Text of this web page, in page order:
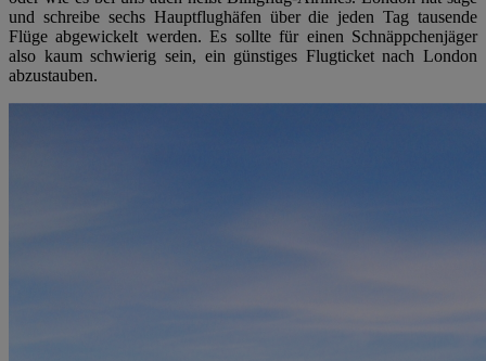
und schreibe sechs Hauptflughäfen über die jeden Tag tausende
Flüge abgewickelt werden. Es sollte für einen Schnäppchenjäger
also kaum schwierig sein, ein günstiges Flugticket nach London
abzustauben.